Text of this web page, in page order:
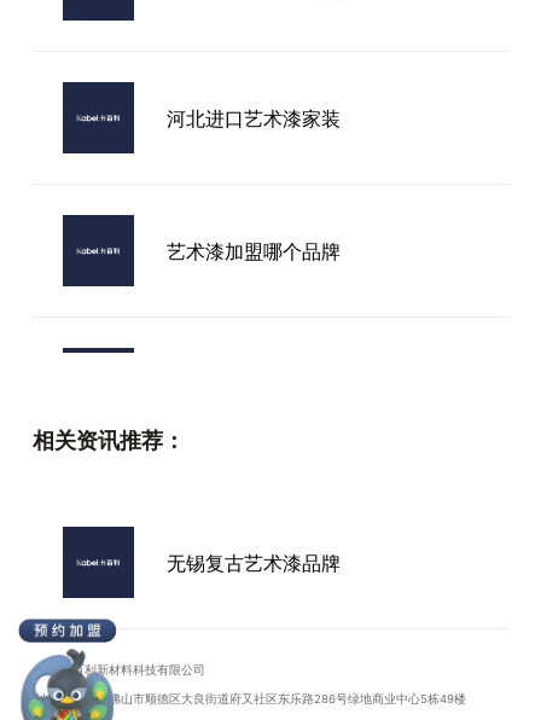
河北进口艺术漆家装
艺术漆加盟哪个品牌
相关资讯推荐：
无锡复古艺术漆品牌
广东卡百利新材料科技有限公司
地址：广东省佛山市顺德区大良街道府又社区东乐路286号绿地商业中心5栋49楼